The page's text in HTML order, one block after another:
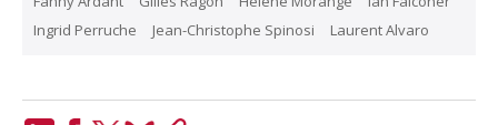
Ingrid Perruche
Jean-Christophe Spinosi Laurent Alvaro